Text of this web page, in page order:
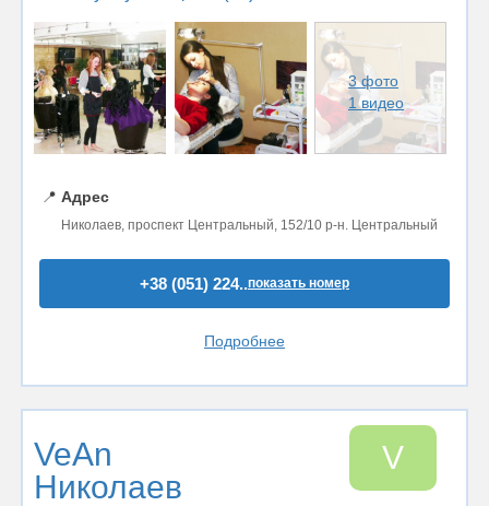
3 фото
1 видео
📍 Адрес
Николаев, проспект Центральный, 152/10 р-н. Центральный
+38 (051) 224..показать номер
Подробнее
VeAn
Николаев
V